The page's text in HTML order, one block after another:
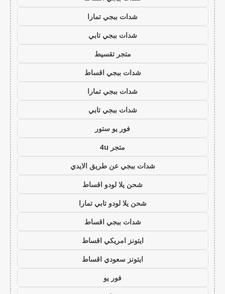
شدات ببجي تمارا
شدات ببجي تابي
متجر تقسيط
شدات ببجي اقساط
شدات ببجي تمارا
شدات ببجي تابي
فور يو ستور
متجر 4u
شدات ببجي عن طريق الايدي
شحن يلا لودو اقساط
شحن يلا لودو تابي تمارا
شدات ببجي اقساط
ايتونز امريكي اقساط
ايتونز سعودي اقساط
فور يو